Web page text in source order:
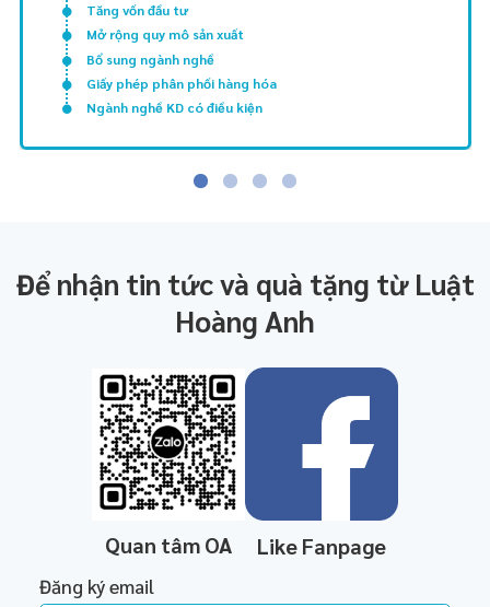
Tăng vốn đầu tư
Mở rộng quy mô sản xuất
Bổ sung ngành nghề
Giấy phép phân phối hàng hóa
Ngành nghề KD có điều kiện
Để nhận tin tức và quà tặng từ Luật
Hoàng Anh
Quan tâm OA Like Fanpage
Đăng ký email